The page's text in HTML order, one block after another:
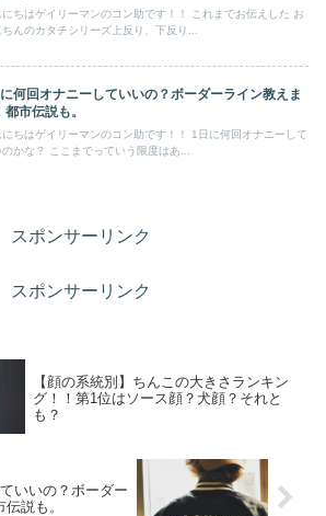
にちはゲイリーマンのコン助です！！ これまでお伝えした お
ちんのカタチシリーズ上反り、下反り...
何回オナニーしていいの？ボーダーライン教えま
都市伝説も。
にちはゲイリーマンのコン助です！！ 1日に何回オナニーして
のかな？ ここまでっていう限度はあ...
スポンサーリンク
スポンサーリンク
【顔の系統別】ちんこの大きさランキン
グ！！第1位はソース顔？犬顔？それと
も？
いいの？ボーダー
説も。